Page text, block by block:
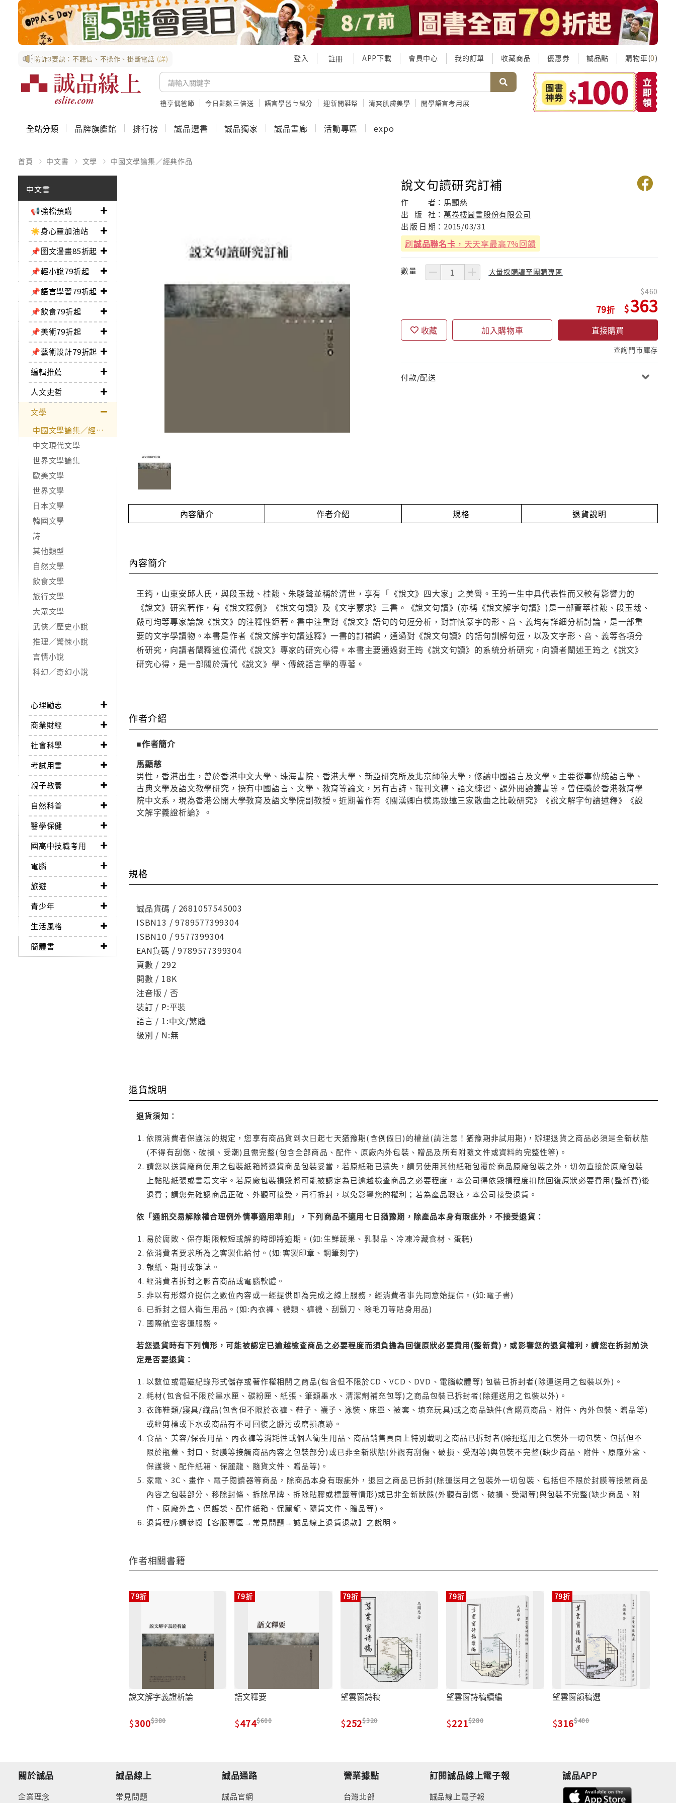
防詐3要訣：不聽信、不操作、掛斷電話 (詳) 登入 註冊 APP下載 會員中心 我的訂單 收藏商品 優惠券 誠品點 購物車(0)
禮享偶爸節 今日點數三倍送 語言學習ㄅ級分 迎新開鞋祭 清爽肌膚美學 開學語言考用展
全站分類 品牌旗艦館 排行榜 誠品選書 誠品獨家 誠品畫廊 活動專區 expo
首頁 中文書 文學 中國文學論集／經典作品
中文書
📢強檔預購
☀️身心靈加油站
📌圖文漫畫85折起
📌輕小說79折起
📌語言學習79折起
📌飲食79折起
📌美術79折起
📌藝術設計79折起
編輯推薦
人文史哲
文學
中國文學論集／經典作品
中文現代文學
世界文學論集
歐美文學
世界文學
日本文學
韓國文學
詩
其他類型
自然文學
飲食文學
旅行文學
大眾文學
武俠／歷史小說
推理／驚悚小說
言情小說
科幻／奇幻小說
心理勵志
商業財經
社會科學
考試用書
親子教養
自然科普
醫學保健
國高中技職考用
電腦
旅遊
青少年
生活風格
簡體書
說文句讀研究訂補
作 者： 馬顯慈
出
版 社： 萬卷樓圖書股份有限公司
出 版 日 期： 2015/03/31
刷誠品聯名卡 ，天天享最高7%回饋
數量 大量採購請至團購專區
79
460
363
收藏 加入購物車 直接購買
查詢門市庫存
付款/配送
內容簡介 作者介紹 規格 退貨說明
內容簡介
王筠，山東安邱人氏，與段玉裁、桂馥、朱駿聲並稱於清世，享有「《說文》四大家」之美譽。王筠一生中具代表性而又較有影響力的
《說文》研究著作，有《說文釋例》《說文句讀》及《文字蒙求》三書。《說文句讀》(亦稱《說文解字句讀》)是一部薈萃桂馥、段玉裁、
嚴可均等專家論說《說文》的注釋性鉅著。書中注重對《說文》語句的句逗分析，對許慎篆字的形、音、義均有詳細分析討論，是一部重
要的文字學讀物。本書是作者《說文解字句讀述釋》一書的訂補編，通過對《說文句讀》的語句訓解句逗，以及文字形、音、義等各項分
析研究，向讀者闡釋這位清代《說文》專家的研究心得。本書主要通過對王筠《說文句讀》的系統分析研究，向讀者闡述王筠之《說文》
研究心得，是一部關於清代《說文》學、傳統語言學的專著。
作者介紹
■作者簡介
馬顯慈
男性，香港出生，曾於香港中文大學、珠海書院、香港大學、新亞研究所及北京師範大學，修讀中國語言及文學。主要從事傳統語言學、
古典文學及語文教學研究，撰有中國語言、文學、教育等論文，另有古詩、報刊文稿、語文練習、課外閱讀叢書等。曾任職於香港教育學
院中文系，現為香港公開大學教育及語文學院副教授。近期著作有《關漢卿白樸馬致遠三家散曲之比較研究》《說文解字句讀述釋》《說
文解字義證析論》。
規格
誠品貨碼 / 2681057545003
ISBN13 / 9789577399304
ISBN10 / 9577399304
EAN貨碼 / 9789577399304
頁數 / 292
開數 / 18K
注音版 / 否
裝訂 / P:平裝
語言 / 1:中文/繁體
級別 / N:無
退貨說明
退貨須知：
依照消費者保護法的規定，您享有商品貨到次日起七天猶豫期(含例假日)的權益(請注意！猶豫期非試用期)，辦理退貨之商品必須是全新狀態
(不得有刮傷、破損、受潮)且需完整(包含全部商品、配件、原廠內外包裝、贈品及所有附隨文件或資料的完整性等)。
請您以送貨廠商使用之包裝紙箱將退貨商品包裝妥當，若原紙箱已遺失，請另使用其他紙箱包覆於商品原廠包裝之外，切勿直接於原廠包裝
上黏貼紙張或書寫文字。若原廠包裝損毀將可能被認定為已逾越檢查商品之必要程度，本公司得依毀損程度扣除回復原狀必要費用(整新費)後
退費；請您先確認商品正確、外觀可接受，再行拆封，以免影響您的權利；若為產品瑕疵，本公司接受退貨。
依「通訊交易解除權合理例外情事適用準則」，下列商品不適用七日猶豫期，除產品本身有瑕疵外，不接受退貨：
易於腐敗、保存期限較短或解約時即將逾期。(如:生鮮蔬果、乳製品、冷凍冷藏食材、蛋糕)
依消費者要求所為之客製化給付。(如:客製印章、鋼筆刻字)
報紙、期刊或雜誌。
經消費者拆封之影音商品或電腦軟體。
非以有形媒介提供之數位內容或一經提供即為完成之線上服務，經消費者事先同意始提供。(如:電子書)
已拆封之個人衛生用品。(如:內衣褲、襪類、褲襪、刮鬍刀、除毛刀等貼身用品)
國際航空客運服務。
若您退貨時有下列情形，可能被認定已逾越檢查商品之必要程度而須負擔為回復原狀必要費用(整新費)，或影響您的退貨權利，請您在拆封前決
定是否要退貨：
以數位或電磁紀錄形式儲存或著作權相關之商品(包含但不限於CD、VCD、DVD、電腦軟體等) 包裝已拆封者(除運送用之包裝以外)。
耗材(包含但不限於墨水匣、碳粉匣、紙張、筆類墨水、清潔劑補充包等)之商品包裝已拆封者(除運送用之包裝以外)。
衣飾鞋類/寢具/織品(包含但不限於衣褲、鞋子、襪子、泳裝、床單、被套、填充玩具)或之商品缺件(含購買商品、附件、內外包裝、贈品等)
或經剪標或下水或商品有不可回復之髒污或磨損痕跡。
食品、美容/保養用品、內衣褲等消耗性或個人衛生用品、商品銷售頁面上特別載明之商品已拆封者(除運送用之包裝外一切包裝、包括但不
限於瓶蓋、封口、封膜等接觸商品內容之包裝部分)或已非全新狀態(外觀有刮傷、破損、受潮等)與包裝不完整(缺少商品、附件、原廠外盒、
保護袋、配件紙箱、保麗龍、隨貨文件、贈品等)。
家電、3C、畫作、電子閱讀器等商品，除商品本身有瑕疵外，退回之商品已拆封(除運送用之包裝外一切包裝、包括但不限於封膜等接觸商品
內容之包裝部分、移除封條、拆除吊牌、拆除貼膠或標籤等情形)或已非全新狀態(外觀有刮傷、破損、受潮等)與包裝不完整(缺少商品、附
件、原廠外盒、保護袋、配件紙箱、保麗龍、隨貨文件、贈品等)。
退貨程序請參閱【客服專區→常見問題→誠品線上退貨退款】之說明。
作者相關書籍
79折
說文解字義證析論
300 380
79折
語文釋要
474 600
79折
望雲窗詩稿
252 320
79折
望雲窗詩稿續編
221 280
79折
望雲窗韻稿選
316 400
關於誠品
企業理念
誠品線上
常見問題
誠品通路
誠品官網
營業據點
台灣北部
訂閱誠品線上電子報
誠品線上電子報
誠品APP